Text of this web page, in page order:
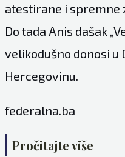
atestirane i spremne
Do tada Anis dašak
velikodušno donosi u
Hercegovinu.
federalna.ba
Pročitajte više